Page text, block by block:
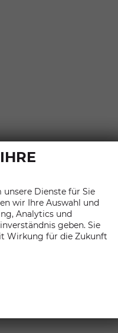
unsere Dienste für Sie
wir Ihre Auswahl und
Analytics und
geben. Sie
Wirkung für die Zukunft